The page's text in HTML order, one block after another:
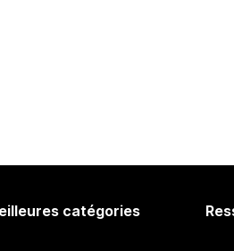
catégories